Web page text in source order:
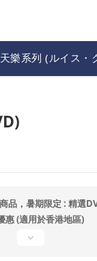
樂系列 (ルイス・
品，暑期限定 : 精選
惠 (適用於香港地區)